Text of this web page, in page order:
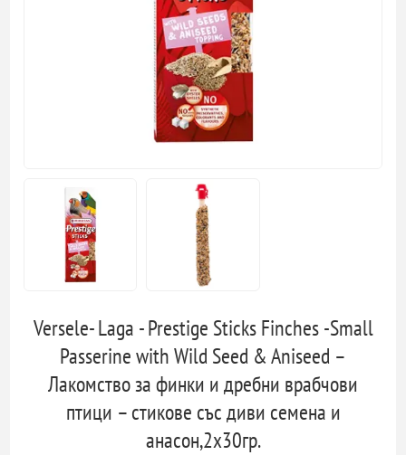
Versele- Laga - Prestige Sticks Finches -Small
Passerine with Wild Seed & Aniseed –
Лакомство за финки и дребни врабчови
птици – стикове със диви семена и
анасон,2х30гр.